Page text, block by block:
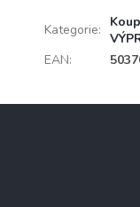
Kategorie:
EAN: